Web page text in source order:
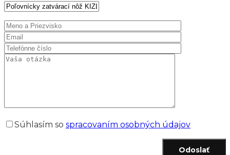
Súhlasím so spracovaním osobných údajov
Odoslať